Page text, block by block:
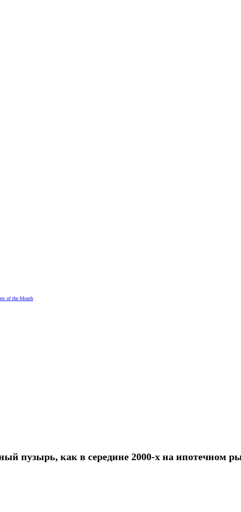
of the Month
пузырь, как в середине 2000-х на ипотечном